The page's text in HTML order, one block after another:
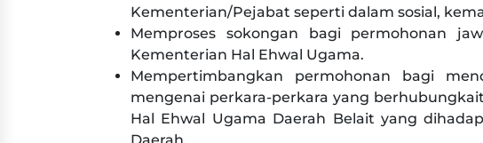
Kementerian/Pejabat seperti dalam sosial,
Memproses sokongan bagi permohonan
Kementerian Hal Ehwal Ugama.
Mempertimbangkan permohonan bagi
mengenai perkara-perkara yang
Hal Ehwal Ugama Daerah Belait yang